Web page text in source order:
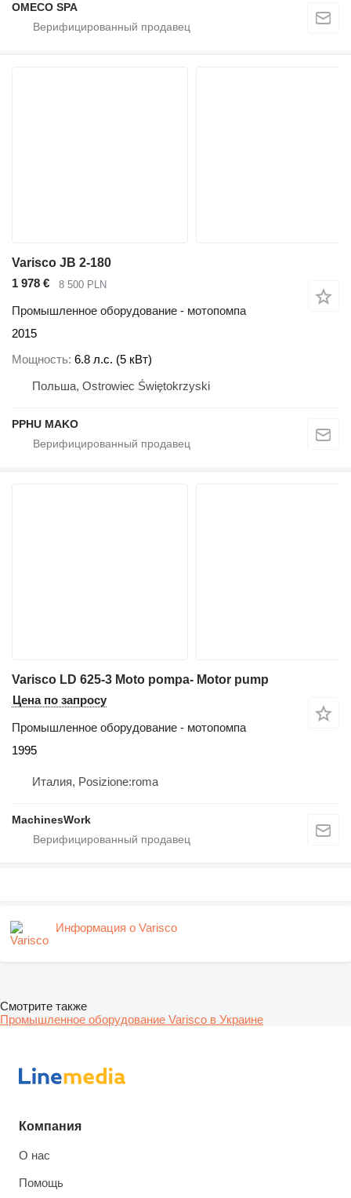
OMECO SPA
Varisco JB 2-180
1 978 €
8 500 PLN
Промышленное оборудование - мотопомпа
2015
Мощность 6.8 л.с. (5 кВт)
Польша, Ostrowiec Świętokrzyski
PPHU MAKO
Varisco LD 625-3 Moto pompa- Motor pump
Цена по запросу
Промышленное оборудование - мотопомпа
1995
Италия, Posizione:roma
MachinesWork
Информация о Varisco
Смотрите также
Промышленное оборудование Varisco в Украине
Компания
О нас
Помощь